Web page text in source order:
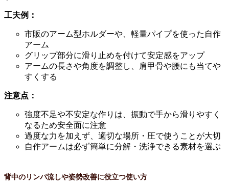
工夫例：
市販のアーム型ホルダーや、軽量パイプを使った自作
アーム
グリップ部分に滑り止めを付けて安定感をアップ
アームの長さや角度を調整し、肩甲骨や腰にも当てや
すくする
注意点：
強度不足や不安定な作りは、振動で手から滑りやすく
なるため安全面に注意
過度な力を加えず、適切な場所・圧で使うことが大切
自作アームは必ず簡単に分解・洗浄できる素材を選ぶ
背中のリンパ流しや姿勢改善に役立つ使い方